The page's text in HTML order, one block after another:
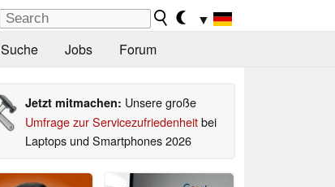
▼
Suche Jobs Forum
Jetzt mitmachen: Unsere große
Umfrage zur Servicezufriedenheitbei
Laptops und Smartphones 2026